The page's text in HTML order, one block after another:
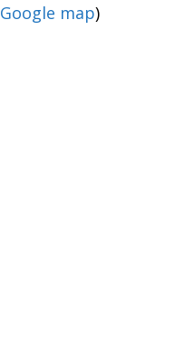
Google map)